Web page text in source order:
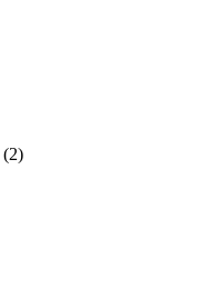
(2)